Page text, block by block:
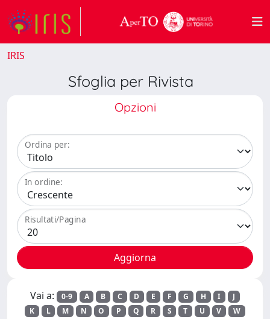
IRIS
Sfoglia per Rivista
Opzioni
Ordina per:
In ordine:
Risultati/Pagina
Vai a: 0-9 A B C D E F G H I
J
K
L M N O P Q R S T U V
W